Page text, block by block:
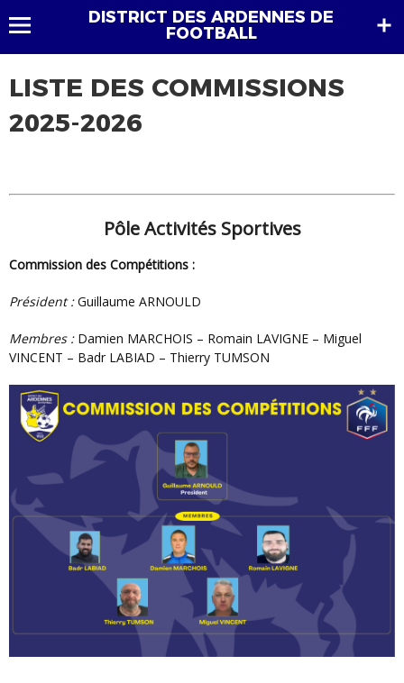
DISTRICT DES ARDENNES DE
FOOTBALL
LISTE DES COMMISSIONS
2025-2026
Pôle Activités Sportives
Commission des Compétitions :
Président :Guillaume ARNOULD
Membres :Damien MARCHOIS – Romain LAVIGNE – Miguel
VINCENT – Badr LABIAD – Thierry TUMSON